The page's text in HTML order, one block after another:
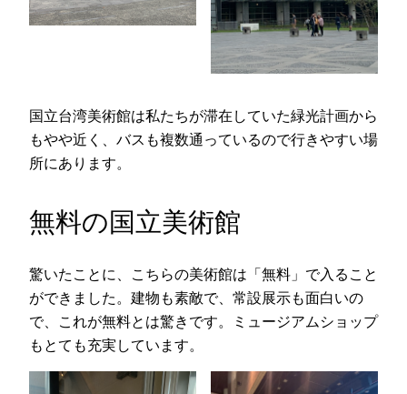
国立台湾美術館は私たちが滞在していた緑光計画から
もやや近く、バスも複数通っているので行きやすい場
所にあります。
無料の国立美術館
驚いたことに、こちらの美術館は「無料」で入ること
ができました。建物も素敵で、常設展示も面白いの
で、これが無料とは驚きです。ミュージアムショップ
もとても充実しています。